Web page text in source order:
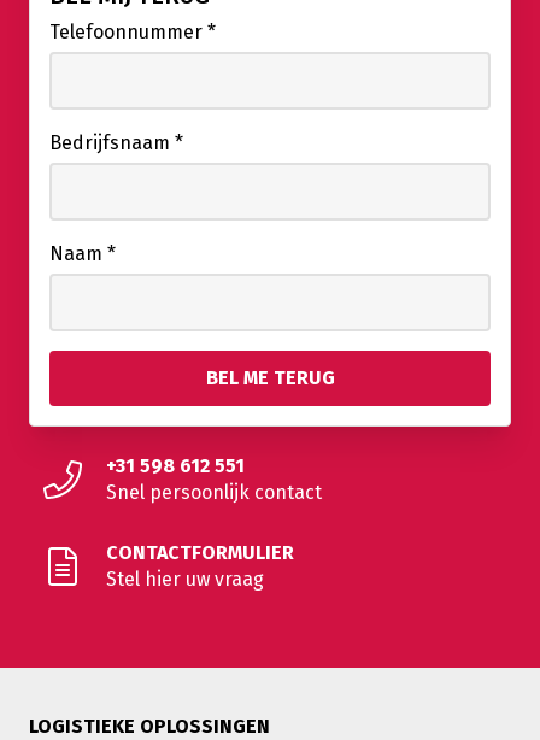
Telefoonnummer *
Bedrijfsnaam *
Naam *
+31 598 612 551
Snel persoonlijk contact
CONTACTFORMULIER
Stel hier uw vraag
LOGISTIEKE OPLOSSINGEN